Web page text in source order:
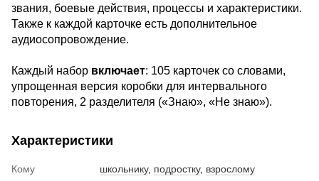
звания, боевые действия, процессы и характеристики.
Также к каждой карточке есть дополнительное
аудиосопровождение.
Каждый набор включает: 105 карточек со словами,
упрощенная версия коробки для интервального
повторения, 2 разделителя («Знаю», «Не знаю»).
Характеристики
Кому школьнику, подростку, взрослому